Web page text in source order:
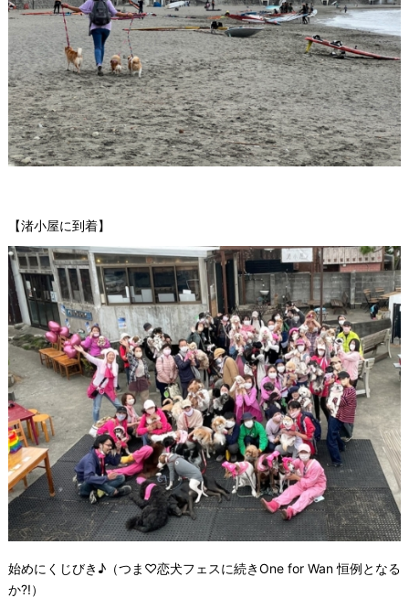
【渚小屋に到着】
始めにくじびき♪（つま♡恋犬フェスに続きOne for Wan 恒例となる
か?!）